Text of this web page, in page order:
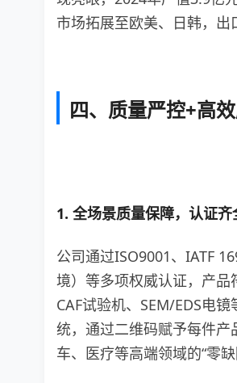
市场拓展至欧美、日韩，
四、质量严控+高
1. 全场景质量保障，认证齐
公司通过ISO9001、IATF
境）等多项权威认证，产品
CAF试验机、SEM/EDS电
统，通过二维码赋予每件
车、医疗等高端领域的“零缺